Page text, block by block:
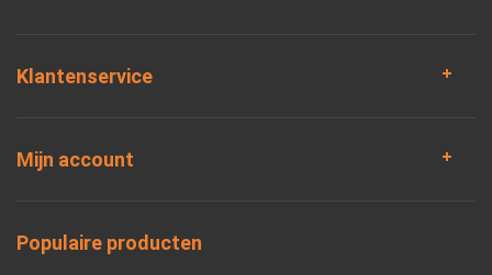
Klantenservice
Mijn account
Populaire producten